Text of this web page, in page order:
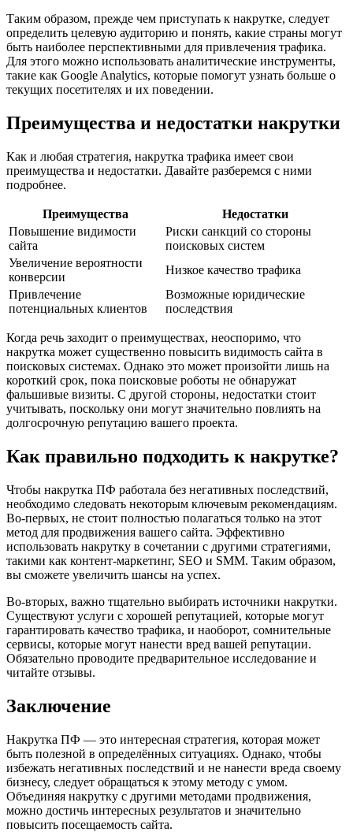
Таким образом, прежде чем приступать к накрутке, следует
определить целевую аудиторию и понять, какие страны могут
быть наиболее перспективными для привлечения трафика.
Для этого можно использовать аналитические инструменты,
такие как Google Analytics, которые помогут узнать больше о
текущих посетителях и их поведении.
Преимущества и недостатки накрутки
Как и любая стратегия, накрутка трафика имеет свои
преимущества и недостатки. Давайте разберемся с ними
подробнее.
Преимущества
Недостатки
Повышение видимости
сайта
Риски санкций со стороны
поисковых систем
Увеличение вероятности
конверсии
Низкое качество трафика
Привлечение
потенциальных клиентов
Возможные юридические
последствия
Когда речь заходит о преимуществах, неоспоримо, что
накрутка может существенно повысить видимость сайта в
поисковых системах. Однако это может произойти лишь на
короткий срок, пока поисковые роботы не обнаружат
фальшивые визиты. С другой стороны, недостатки стоит
учитывать, поскольку они могут значительно повлиять на
долгосрочную репутацию вашего проекта.
Как правильно подходить к накрутке?
Чтобы накрутка ПФ работала без негативных последствий,
необходимо следовать некоторым ключевым рекомендациям.
Во-первых, не стоит полностью полагаться только на этот
метод для продвижения вашего сайта. Эффективно
использовать накрутку в сочетании с другими стратегиями,
такими как контент-маркетинг, SEO и SMM. Таким образом,
вы сможете увеличить шансы на успех.
Во-вторых, важно тщательно выбирать источники накрутки.
Существуют услуги с хорошей репутацией, которые могут
гарантировать качество трафика, и наоборот, сомнительные
сервисы, которые могут нанести вред вашей репутации.
Обязательно проводите предварительное исследование и
читайте отзывы.
Заключение
Накрутка ПФ — это интересная стратегия, которая может
быть полезной в определённых ситуациях. Однако, чтобы
избежать негативных последствий и не нанести вреда своему
бизнесу, следует обращаться к этому методу с умом.
Объединяя накрутку с другими методами продвижения,
можно достичь интересных результатов и значительно
повысить посещаемость сайта.